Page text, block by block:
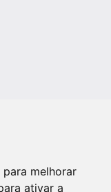
melhorar
ativar a